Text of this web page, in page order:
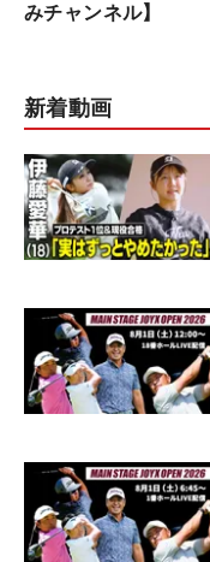
みチャンネル】
新着動画